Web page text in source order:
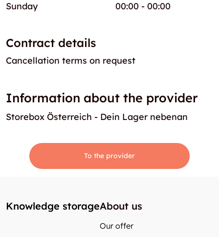
Sunday
00:00 - 00:00
Contract details
Cancellation terms on request
Information about the provider
Storebox Österreich - Dein Lager nebenan
To the provider
Knowledge storageAbout us
Our offer